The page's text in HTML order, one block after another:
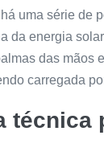
uma série de
da energia
das mãos
carregada
técnica